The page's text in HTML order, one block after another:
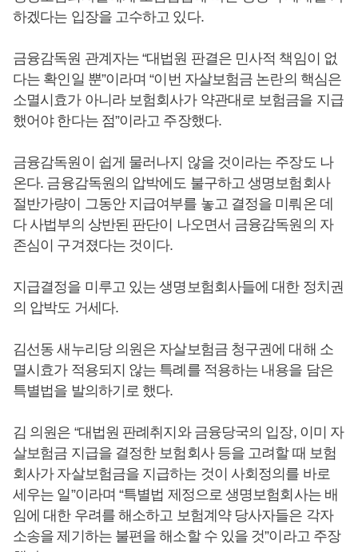
하겠다는 입장을 고수하고 있다.
금융감독원 관계자는 “대법원 판결은 민사적 책임이 없
다는 확인일 뿐”이라며 “이번 자살보험금 논란의 핵심은
소멸시효가 아니라 보험회사가 약관대로 보험금을 지급
했어야 한다는 점”이라고 주장했다.
금융감독원이 쉽게 물러나지 않을 것이라는 주장도 나
온다. 금융감독원의 압박에도 불구하고 생명보험회사
절반가량이 그동안 지급여부를 놓고 결정을 미뤄온 데
다 사법부의 상반된 판단이 나오면서 금융감독원의 자
존심이 구겨졌다는 것이다.
지급결정을 미루고 있는 생명보험회사들에 대한 정치권
의 압박도 거세다.
김선동 새누리당 의원은 자살보험금 청구권에 대해 소
멸시효가 적용되지 않는 특례를 적용하는 내용을 담은
특별법을 발의하기로 했다.
김 의원은 “대법원 판례취지와 금융당국의 입장, 이미 자
살보험금 지급을 결정한 보험회사 등을 고려할 때 보험
회사가 자살보험금을 지급하는 것이 사회정의를 바로
세우는 일”이라며 “특별법 제정으로 생명보험회사는 배
임에 대한 우려를 해소하고 보험계약 당사자들은 각자
소송을 제기하는 불편을 해소할 수 있을 것”이라고 주장